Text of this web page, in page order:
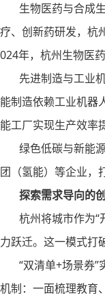
生物医药与合成生
疗、创新药研发，杭
024年，杭州生物医
先进制造与工业机
能制造依赖工业机器
能工厂实现生产效率
绿色低碳与新能源
团（氢能）等企业，
探索需求导向的
杭州将城市作为“
力跃迁。这一模式打
“双清单+场景券”
机制：一面梳理教育